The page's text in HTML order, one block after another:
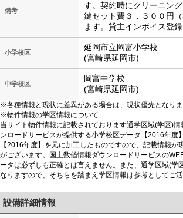
備考
す。契約時にクリーニング
鍵セット費３，３００円
ます。貸主インボイス登録
小学校区
延岡市立岡富小学校
(宮崎県延岡市)
中学校区
岡富中学校
(宮崎県延岡市)
※各種情報と現状に差異がある場合は、現状優先となりま
※物件情報の学区情報について
当サイト物件情報に記載されております通学区域(学区)
ンロードサービスが提供する小学校区データ【2016年度
【2016年度】を元に加工したものですので、記載情報が
がございます。国土数値情報ダウンロードサービスの
ータは必ずしも正確とは言えません。また、通学区域(学
なりますので、そちらを踏まえ学区情報は参考としてご活
設備詳細情報